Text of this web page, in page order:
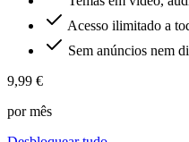
Acesso ilimitado a
Sem anúncios nem
9,99 €
por mês